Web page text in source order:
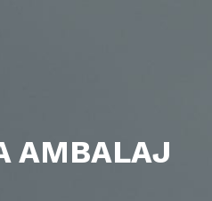
AMBALAJ